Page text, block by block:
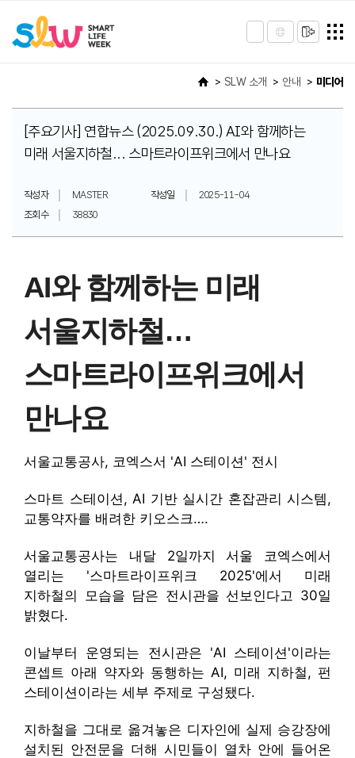
SLW 소개 안내 미디어
[주요기사] 연합뉴스 (2025.09.30.) AI와 함께하는
미래 서울지하철... 스마트라이프위크에서 만나요
작성자 MASTER 작성일
2025-11-04
조회수
38830
AI와 함께하는 미래
서울지하철…
스마트라이프위크에서
만나요
서울교통공사, 코엑스서 'AI 스테이션' 전시
스마트 스테이션, AI 기반 실시간 혼잡관리 시스템,
교통약자를 배려한 키오스크….
서울교통공사는 내달 2일까지 서울 코엑스에서
열리는 '스마트라이프위크 2025'에서 미래
지하철의 모습을 담은 전시관을 선보인다고 30일
밝혔다.
이날부터 운영되는 전시관은 'AI 스테이션'이라는
콘셉트 아래 약자와 동행하는 AI, 미래 지하철, 펀
스테이션이라는 세부 주제로 구성됐다.
지하철을 그대로 옮겨놓은 디자인에 실제 승강장에
설치된 안전문을 더해 시민들이 열차 안에 들어온